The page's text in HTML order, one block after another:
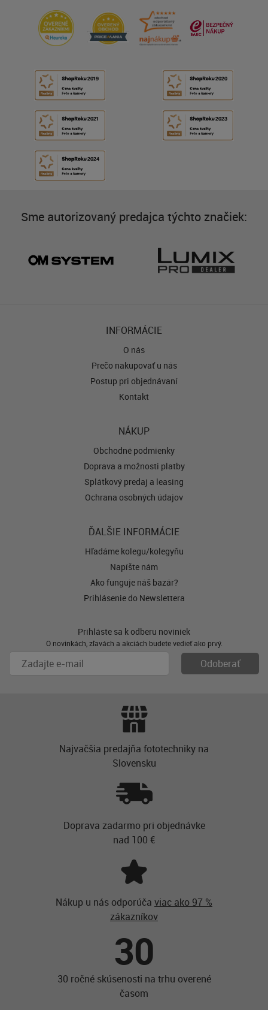
Sme autorizovaný predajca týchto značiek:
INFORMÁCIE
O nás
Prečo nakupovať u nás
Postup pri objednávaní
Kontakt
NÁKUP
Obchodné podmienky
Doprava a možnosti platby
Splátkový predaj a leasing
Ochrana osobných údajov
ĎALŠIE INFORMÁCIE
Hľadáme kolegu/kolegyňu
Napíšte nám
Ako funguje náš bazár?
Prihlásenie do Newslettera
Prihláste sa k odberu noviniek
O novinkách, zľavách a akciách budete vedieť ako prvý.
Najvačšia predajňa fototechniky na
Slovensku
Doprava zadarmo pri objednávke
nad 100 €
Nákup u nás odporúča viac ako 97 %
zákazníkov
30
30 ročné skúsenosti na trhu overené
časom